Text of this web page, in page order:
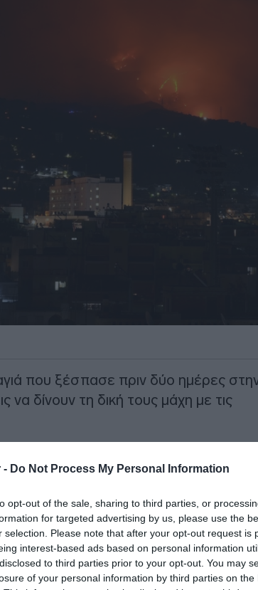
- Do Not Process My Personal Information
opt-out of the sale, sharing to third parties, or
for targeted advertising by us, please use the
selection. Please note that after your opt-out request is
interest-based ads based on personal information
to third parties prior to your opt-out. You may
of your personal information by third parties on the
που ξέσπασε πριν δύο ημέρες
να δίνουν τη δική τους μάχη με τις
στον
στην Αρόη, ενώ στην Κάτω Αχαΐα η